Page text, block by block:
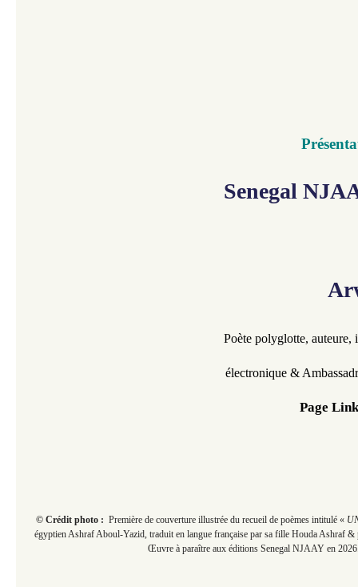
Senegal
Poète polyglotte, auteure,
électronique &
Page
© Crédit photo : Première de couverture illustrée du recueil de poèmes intitulé «
égyptien Ashraf Aboul-Yazid, traduit en langue française par sa fille Houda Ashraf
Œuvre à paraître aux éditions Senegal NJAAY en